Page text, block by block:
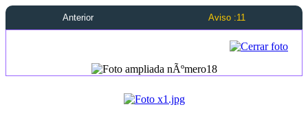
Anterior Aviso :11